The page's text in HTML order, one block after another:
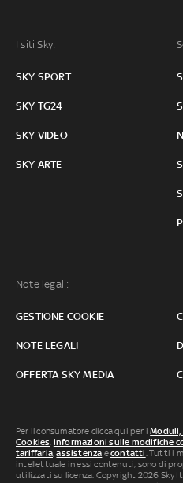
I siti Sky:
SKY SPORT
SKY TG24
SKY VIDEO
SKY ARTE
Note legali:
GESTIONE COOKIE
NOTE LEGALI
OFFERTA SKY MEDIA
Per il consumatore clicca qui per i
Cookies informazioni sulle modifiche
tariffaria ,assistenza econtatti . Tutti i
intellettuale in essi contenuti, sono di
utilizzati su licenza. Copyright 2026 Sky